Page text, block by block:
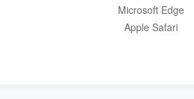
Microsoft Edge
Apple Safari